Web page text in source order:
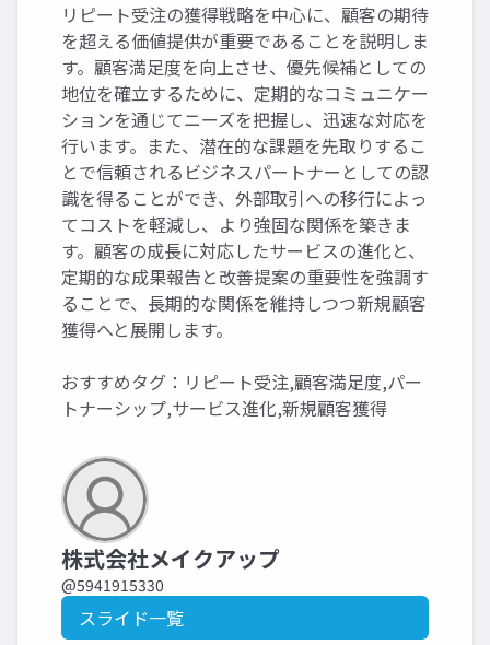
リピート受注の獲得戦略を中心に、顧客の期待
を超える価値提供が重要であることを説明しま
す。顧客満足度を向上させ、優先候補としての
地位を確立するために、定期的なコミュニケー
ションを通じてニーズを把握し、迅速な対応を
行います。また、潜在的な課題を先取りするこ
とで信頼されるビジネスパートナーとしての認
識を得ることができ、外部取引への移行によっ
てコストを軽減し、より強固な関係を築きま
す。顧客の成長に対応したサービスの進化と、
定期的な成果報告と改善提案の重要性を強調す
ることで、長期的な関係を維持しつつ新規顧客
獲得へと展開します。
おすすめタグ：リピート受注,顧客満足度,パー
トナーシップ,サービス進化,新規顧客獲得
株式会社メイクアップ
@5941915330
スライド一覧